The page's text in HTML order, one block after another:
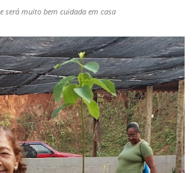
será muito bem cuidada em casa